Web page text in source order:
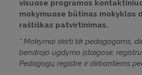
visuose programos
mokymuose būtinas mokyklos
raštiškas patvirtinimas.
* Mokymai skirti tik pedagogams,
bendrojo ugdymo įstaigose,
Pedagogų registre ir dirbantiems